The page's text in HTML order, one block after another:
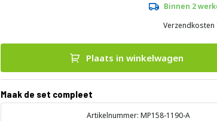
Binnen 2
Verzendkosten
Plaats in winkelwagen
Maak de set compleet
Artikelnummer: MP158-1190-A